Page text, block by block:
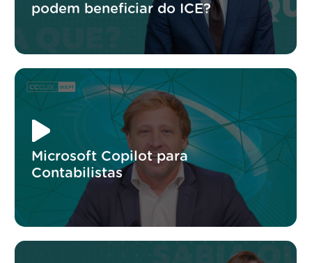
podem beneficiar do ICE?
Microsoft Copilot para
Contabilistas